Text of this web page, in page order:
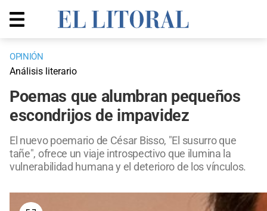
OPINIÓN
Análisis literario
Poemas que alumbran pequeños
escondrijos de impavidez
El nuevo poemario de César Bisso, "El susurro que
tañe", ofrece un viaje introspectivo que ilumina la
vulnerabilidad humana y el deterioro de los vínculos.